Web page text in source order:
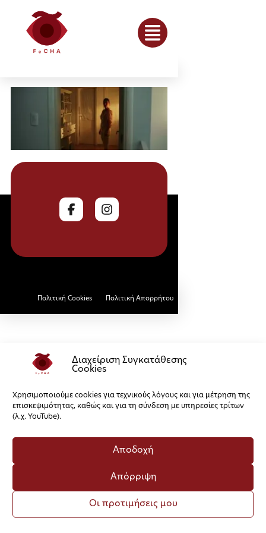
Διαχείριση Συγκατάθεσης
Cookies
Χρησιμοποιούμε cookies για τεχνικούς λόγους και για μέτρηση της
επισκεψιμότητας, καθώς και για τη σύνδεση με υπηρεσίες τρίτων
(λ.χ. YouTube).
Αποδοχή
Απόρριψη
Οι προτιμήσεις μου
Πολιτική Cookies Πολιτική Απορρήτου